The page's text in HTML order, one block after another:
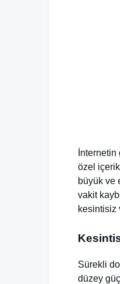
özel
büyük ve
vakit
kesintisiz
Sürekli
düzey